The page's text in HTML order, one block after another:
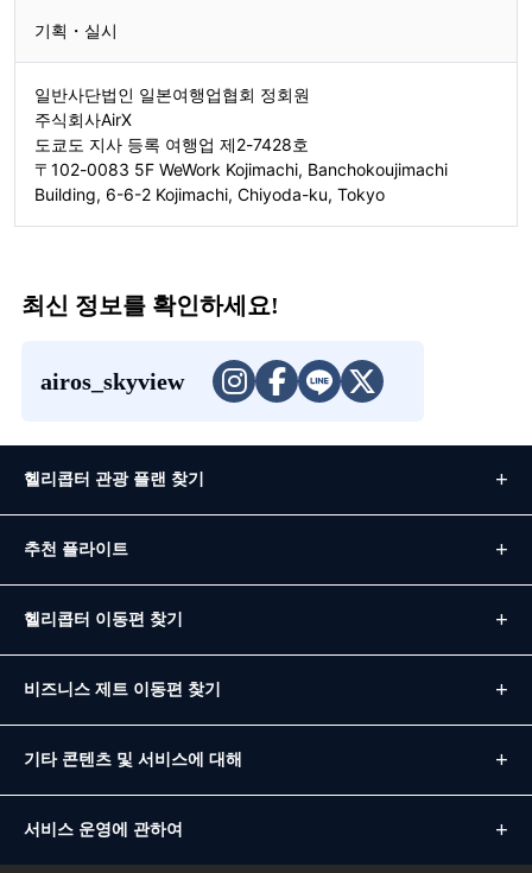
기획・실시
일반사단법인 일본여행업협회 정회원
주식회사AirX
도쿄도 지사 등록 여행업 제2-7428호
〒102-0083 5F WeWork Kojimachi, Banchokoujimachi
Building, 6-6-2 Kojimachi, Chiyoda-ku, Tokyo
최신 정보를 확인하세요!
airos_skyview
헬리콥터 관광 플랜 찾기
추천 플라이트
헬리콥터 이동편 찾기
비즈니스 제트 이동편 찾기
기타 콘텐츠 및 서비스에 대해
서비스 운영에 관하여